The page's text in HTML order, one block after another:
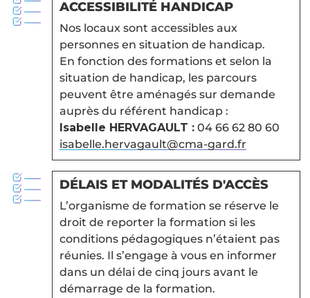
ACCESSIBILITÉ HANDICAP
Nos locaux sont accessibles aux
personnes en situation de handicap.
En fonction des formations et selon la
situation de handicap, les parcours
peuvent être aménagés sur demande
auprès du référent handicap :
Isabelle HERVAGAULT :04 66 62 80 60
isabelle.hervagault@cma-gard.fr
DÉLAIS ET MODALITÉS D'ACCÈS
L’organisme de formation se réserve le
droit de reporter la formation si les
conditions pédagogiques n’étaient pas
réunies. Il s’engage à vous en informer
dans un délai de cinq jours avant le
démarrage de la formation.